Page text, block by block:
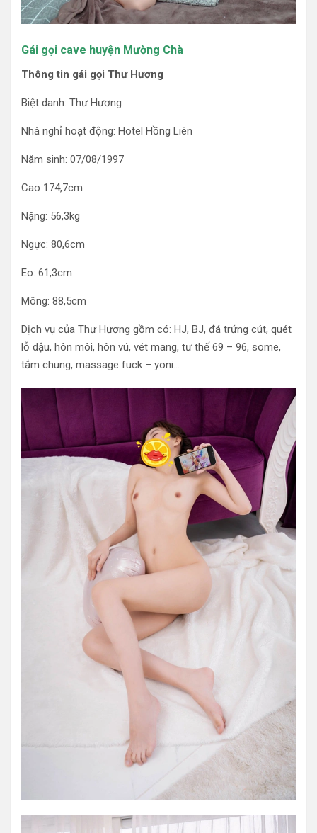
Gái gọi cave huyện Mường Chà
Thông tin gái gọi Thư Hương
Biệt danh: Thư Hương
Nhà nghỉ hoạt động: Hotel Hồng Liên
Năm sinh: 07/08/1997
Cao 174,7cm
Nặng: 56,3kg
Ngực: 80,6cm
Eo: 61,3cm
Mông: 88,5cm
Dịch vụ của Thư Hương gồm có: HJ, BJ, đá trứng cút, quét
lỗ dậu, hôn môi, hôn vú, vét mang, tư thế 69 – 96, some,
tắm chung, massage fuck – yoni…